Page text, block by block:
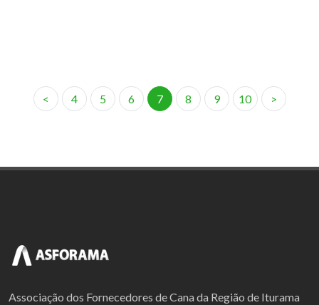
< 4 5 6 7 8 9 10 >
Associação dos Fornecedores de Cana da Região de Iturama